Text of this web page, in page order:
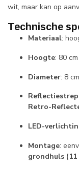
wit, maar kan op
Technische
Materiaal:
Hoogte: 80 cm
Diameter: 8 cm
Retro-
LED-
Montage:
grondhuls (11